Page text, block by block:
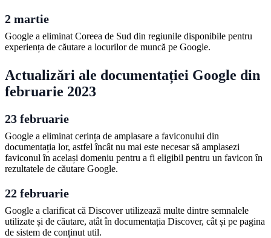
2 martie
Google a eliminat Coreea de Sud din regiunile disponibile pentru
experiența de căutare a locurilor de muncă pe Google.
Actualizări ale documentației Google din
februarie 2023
23 februarie
Google a eliminat cerința de amplasare a faviconului din
documentația lor, astfel încât nu mai este necesar să amplasezi
faviconul în același domeniu pentru a fi eligibil pentru un favicon în
rezultatele de căutare Google.
22 februarie
Google a clarificat că Discover utilizează multe dintre semnalele
utilizate și de căutare, atât în documentația Discover, cât și pe pagina
de sistem de conținut util.